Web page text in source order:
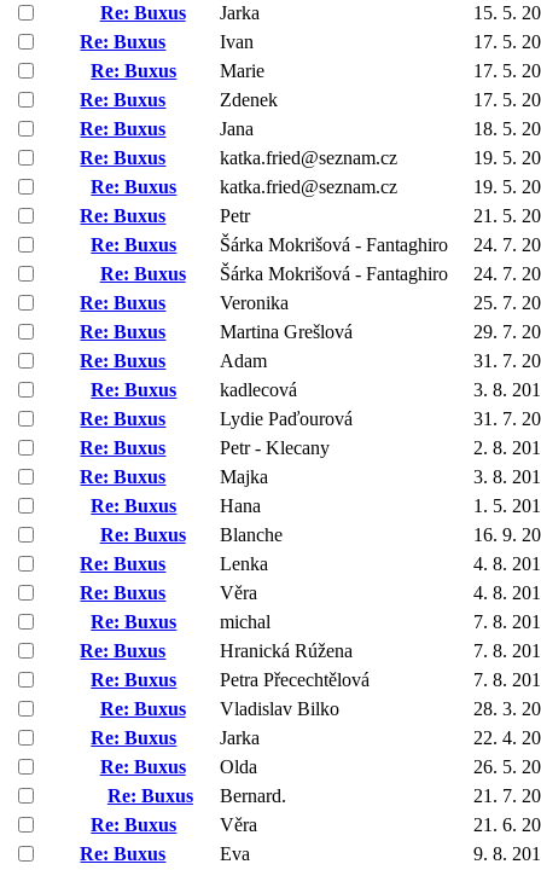
Re: Buxus
Jarka
15. 5.
Re: Buxus
Ivan
17. 5.
Re: Buxus
Marie
17. 5.
Re: Buxus
Zdenek
17. 5.
Re: Buxus
Jana
18. 5.
Re: Buxus
katka.fried@seznam.cz
19. 5.
Re: Buxus
katka.fried@seznam.cz
19. 5.
Re: Buxus
Petr
21. 5.
Re: Buxus
Šárka Mokrišová - Fantaghiro
24. 7.
Re: Buxus
Šárka Mokrišová - Fantaghiro
24. 7.
Re: Buxus
Veronika
25. 7.
Re: Buxus
Martina Grešlová
29. 7.
Re: Buxus
Adam
31. 7.
Re: Buxus
kadlecová
3. 8.
Re: Buxus
Lydie Paďourová
31. 7.
Re: Buxus
Petr - Klecany
2. 8.
Re: Buxus
Majka
3. 8.
Re: Buxus
Hana
1. 5.
Re: Buxus
Blanche
16. 9.
Re: Buxus
Lenka
4. 8.
Re: Buxus
Věra
4. 8.
Re: Buxus
michal
7. 8.
Re: Buxus
Hranická Rúžena
7. 8.
Re: Buxus
Petra Přecechtělová
7. 8.
Re: Buxus
Vladislav Bilko
28. 3.
Re: Buxus
Jarka
22. 4.
Re: Buxus
Olda
26. 5.
Re: Buxus
Bernard.
21. 7.
Re: Buxus
Věra
21. 6.
Re: Buxus
Eva 9. 8.